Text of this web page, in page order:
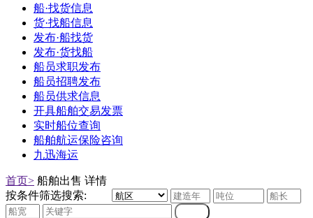
船·找货信息
货·找船信息
发布·船找货
发布·货找船
船员求职发布
船员招聘发布
船员供求信息
开具船舶交易发票
实时船位查询
船舶航运保险咨询
九迅海运
首页> 船舶出售 详情
按条件筛选搜索: